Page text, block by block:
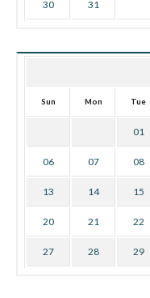
30 31
Sun Mon Tue
01
06 07 08
13 14 15
20 21 22
27 28 29